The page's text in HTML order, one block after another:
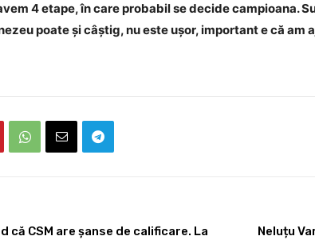
4 etape, în care probabil se decide campioana.
poate și câștig, nu este ușor, important e că am
CSM are șanse de calificare. La
Neluțu